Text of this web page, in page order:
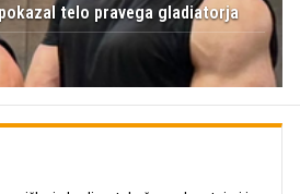
telo pravega gladiatorja